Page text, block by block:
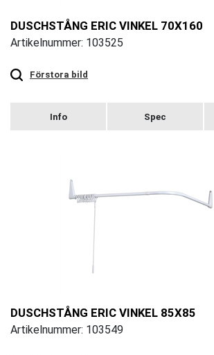
DUSCHSTÅNG ERIC VINKEL 70X160
Artikelnummer: 103525
Förstora bild
zoom
DUSCHSTÅNG ERIC VINKEL 85X85
Artikelnummer: 103549